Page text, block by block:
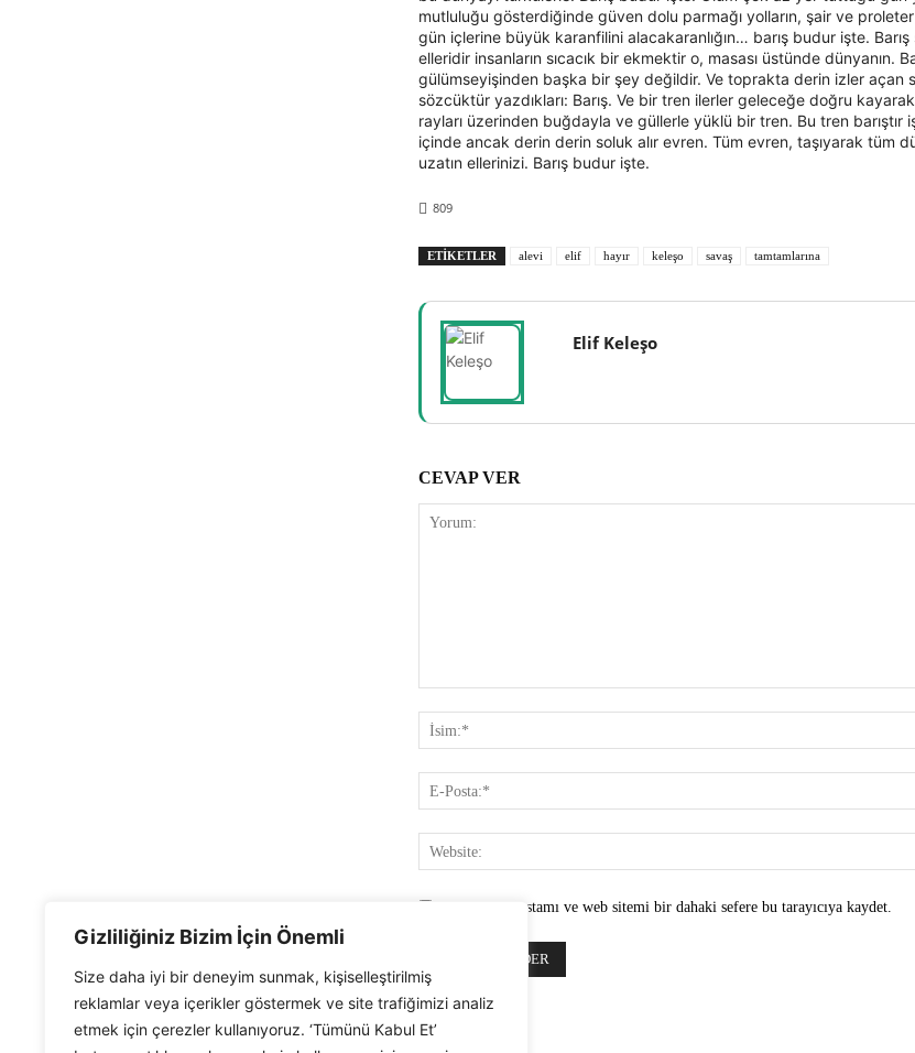
Gizliliğiniz Bizim İçin Önemli
Size daha iyi bir deneyim sunmak, kişiselleştirilmiş
reklamlar veya içerikler göstermek ve site trafiğimizi analiz
etmek için çerezler kullanıyoruz. ‘Tümünü Kabul Et’
mutluluğu gösterdiğinde güven dolu parmağı yolların, şair ve
gün içlerine büyük karanfilini alacakaranlığın… barış budur işte. Barış
elleridir insanların sıcacık bir ekmektir o, masası üstünde dünyanın.
gülümseyişinden başka bir şey değildir. Ve toprakta derin izler açan
sözcüktür yazdıkları: Barış. Ve bir tren ilerler geleceğe doğru
rayları üzerinden buğdayla ve güllerle yüklü bir tren. Bu tren barıştır
içinde ancak derin derin soluk alır evren. Tüm evren, taşıyarak tüm
uzatın ellerinizi. Barış budur işte.
809
ETIKETLER alevi elif hayır keleşo savaş tamtamlarına
Elif Keleşo
CEVAP VER
Ismimi, e-postamı ve web sitemi bir dahaki sefere bu tarayıcıya kaydet.